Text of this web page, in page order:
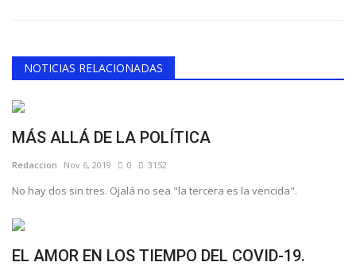
NOTICIAS RELACIONADAS
MÁS ALLÁ DE LA POLÍTICA
Redaccion Nov 6, 2019 0 3152
No hay dos sin tres. Ojalá no sea "la tercera es la vencida".
EL AMOR EN LOS TIEMPO DEL COVID-19.